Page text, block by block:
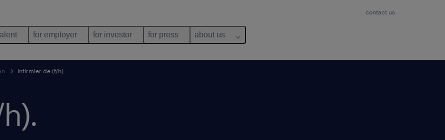
contact us
for employer for investor for press about us
infirmier de (f/h)
.